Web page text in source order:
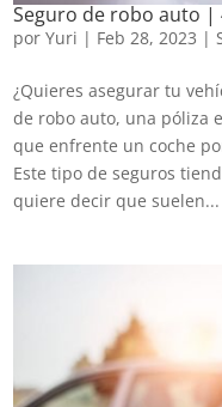
Seguro de robo auto |
porYuri | Feb 28, 2023 |
¿Quieres asegurar tu
de robo auto, una póliza
que enfrente un coche
Este tipo de seguros
quiere decir que suelen...